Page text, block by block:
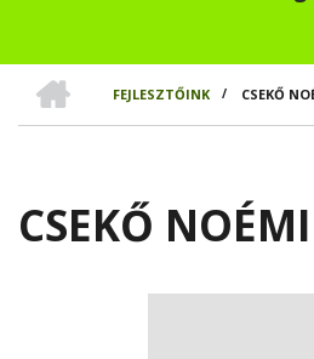
MORZSA
FEJLESZTŐINK
/ CSEKŐ
CSEKŐ NOÉMI